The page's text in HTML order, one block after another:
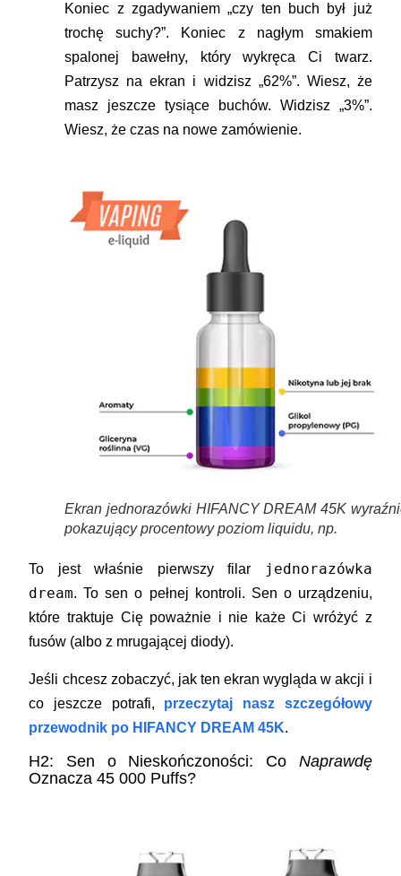
Koniec z zgadywaniem „czy ten buch był już
trochę suchy?”. Koniec z nagłym smakiem
spalonej bawełny, który wykręca Ci twarz.
Patrzysz na ekran i widzisz „62%”. Wiesz, że
masz jeszcze tysiące buchów. Widzisz „3%”.
Wiesz, że czas na nowe zamówienie.
Ekran jednorazówki HIFANCY DREAM 45K
pokazujący procentowy poziom liquidu, np.
To jest właśnie pierwszy filar
jednorazówka
dream. To sen o pełnej kontroli. Sen o urządzeniu,
które traktuje Cię poważnie i nie każe Ci wróżyć z
fusów (albo z mrugającej diody).
Jeśli chcesz zobaczyć, jak ten ekran wygląda w akcji i
co jeszcze potrafi, przeczytaj nasz szczegółowy
przewodnik po HIFANCY DREAM 45K.
H2: Sen o Nieskończoności: Co Naprawdę
Oznacza 45 000 Puffs?